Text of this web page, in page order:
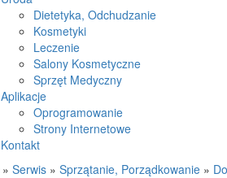
Dietetyka, Odchudzanie
Kosmetyki
Leczenie
Salony Kosmetyczne
Sprzęt Medyczny
Aplikacje
Oprogramowanie
Strony Internetowe
Kontakt
» Serwis » Sprzątanie, Porządkowanie »